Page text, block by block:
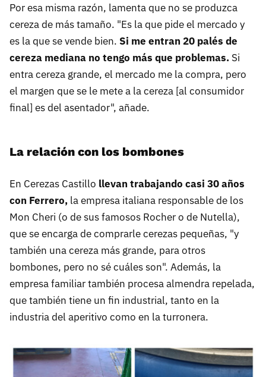
Por esa misma razón, lamenta que no se produzca
cereza de más tamaño. "Es la que pide el mercado y
es la que se vende bien. Si me entran 20 palés de
cereza mediana no tengo más que problemas. Si
entra cereza grande, el mercado me la compra, pero
el margen que se le mete a la cereza [al consumidor
final] es del asentador", añade.
La relación con los bombones
En Cerezas Castillo llevan trabajando casi 30 años
con Ferrero, la empresa italiana responsable de los
Mon Cheri (o de sus famosos Rocher o de Nutella),
que se encarga de comprarle cerezas pequeñas, "y
también una cereza más grande, para otros
bombones, pero no sé cuáles son". Además, la
empresa familiar también procesa almendra repelada,
que también tiene un fin industrial, tanto en la
industria del aperitivo como en la turronera.